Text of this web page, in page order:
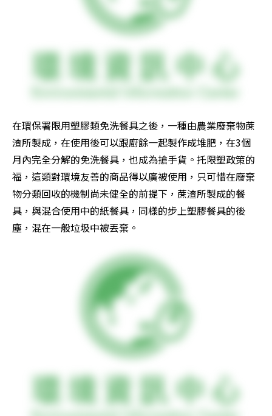
在環保署限用塑膠類免洗餐具之後，一種由農業廢棄物蔗
渣所製成，在使用後可以跟廚餘一起製作成堆肥，在3個
月內完全分解的免洗餐具，也成為搶手貨。托限塑政策的
福，這類對環境友善的商品得以廣被使用，只可惜在廢棄
物分類回收的機制尚未健全的前提下，蔗渣所製成的餐
具，與混合使用中的紙餐具，同樣的步上塑膠餐具的後
塵，混在一般垃圾中被丟棄。